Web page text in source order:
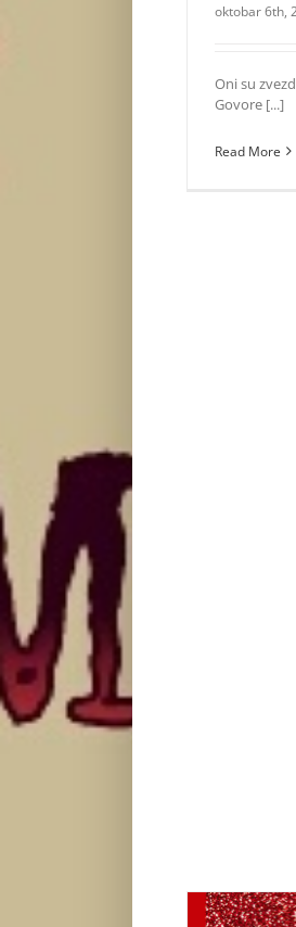
oktobar 6th,
Oni su
Govore [...]
Read More